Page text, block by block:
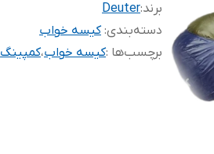
برند:Deuter
دسته‌بندی:کیسه خواب
برچسب‌ها :کیسه خواب،کمپینگ